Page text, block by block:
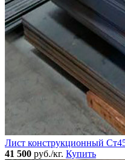
Лист конструкционный
41 500 руб./кг. Купить